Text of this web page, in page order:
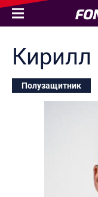
Кирилл
Полузащитник